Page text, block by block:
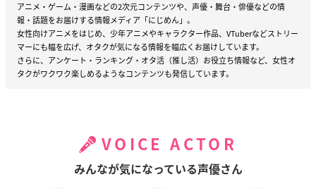
アニメ・ゲーム・漫画などの2次元コンテンツや、声優・舞台・俳優などの情
報・話題をお届けする情報メディア「にじめん」。
女性向けアニメをはじめ、少年アニメやキャラクター作品、VTuberなどストリー
マーにも幅を広げ、オタクが気になる情報を幅広くお届けしています。
さらに、アンケート・ランキング・オタ活（推し活）お役立ち情報など、女性オ
タクがワクワク楽しめるようなコンテンツも発信しています。
VOICE ACTOR
みんなが気になっている声優さん